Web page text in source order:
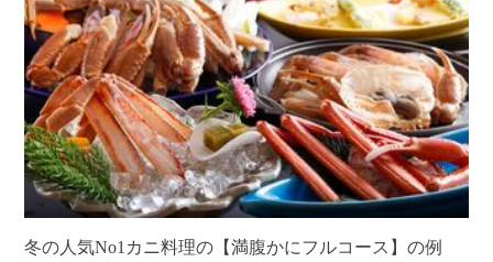
冬の人気No1カニ料理の【満腹かにフルコース】の例